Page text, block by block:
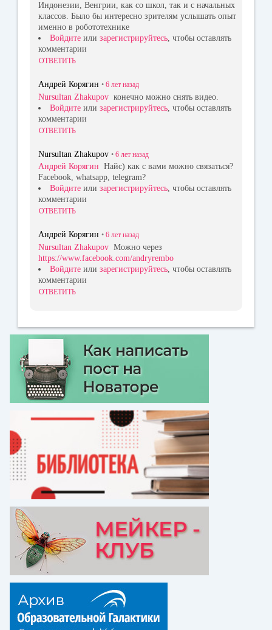
Индонезии, Венгрии, как со школ, так и с начальных
классов. Было бы интересно зрителям услышать опыт
именно в робототехнике
Войдите или зарегистрируйтесь, чтобы оставлять
комментарии
ОТВЕТИТЬ
Андрей Корягин • 6 лет назад
Nursultan Zhakupov конечно можно снять видео.
Войдите или зарегистрируйтесь , чтобы оставлять
комментарии
ОТВЕТИТЬ
Nursultan Zhakupov • 6 лет назад
Андрей Корягин Найс) как с вами можно связаться?
Facebook, whatsapp, telegram?
Войдите или зарегистрируйтесь, чтобы оставлять
комментарии
ОТВЕТИТЬ
Андрей Корягин • 6 лет назад
Nursultan Zhakupov Можно через
https://www.facebook.com/andryrembo
Войдите или зарегистрируйтесь , чтобы оставлять
комментарии
ОТВЕТИТЬ